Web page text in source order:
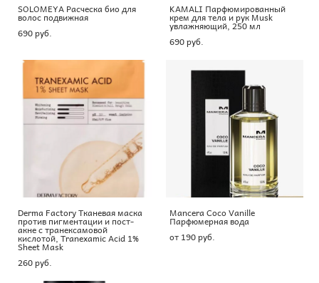
SOLOMEYA Расческа био для
волос подвижная
690 pуб.
KAMALI Парфюмированный
крем для тела и рук Musk
увлажняющий, 250 мл
690 pуб.
Derma Factory Тканевая маска
против пигментации и пост-
акне с транексамовой
кислотой, Tranexamic Acid 1%
Sheet Mask
260 pуб.
Mancera Coco Vanille
Парфюмерная вода
от 190 pуб.